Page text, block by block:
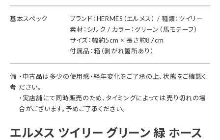
基本スペック
ブランド：HERMES（エルメス） / 種類：ツイリー
素材：シルク / カラー：グリーン（馬モチーフ）
サイズ：幅約5cm × 長さ約87cm
付属品：箱（剥がれ箇所あり）
備
考
・中古品は多少の使用感・経年変化をご了承の上、状態をご確認く
ださい。
・実店舗にて同時販売のため、タイミングによっては売り切れの場
合がございます。予めご了承ください。
エルメス ツイリー グリーン 緑 ホース